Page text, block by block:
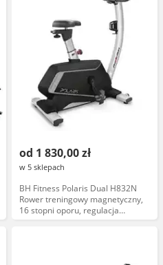
od 1 830,00 zł
w 5 sklepach
BH Fitness Polaris Dual H832N
Rower treningowy magnetyczny,
16 stopni oporu, regulacja
siodełka, wyświetlacz LCD,